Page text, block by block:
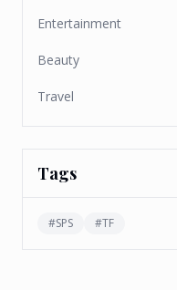
Entertainment
Beauty
Travel
Tags
#SPS #TF